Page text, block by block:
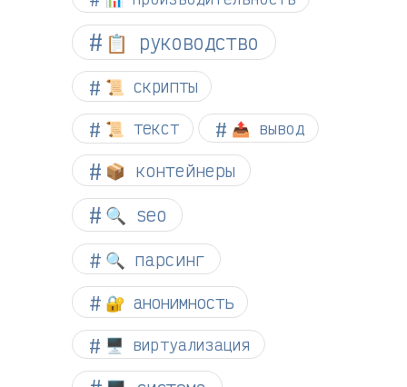
📋 руководство
📜 скрипты
📜 текст 📤 вывод
📦 контейнеры
🔍 seo
🔍 парсинг
🔐 анонимность
🖥️ виртуализация